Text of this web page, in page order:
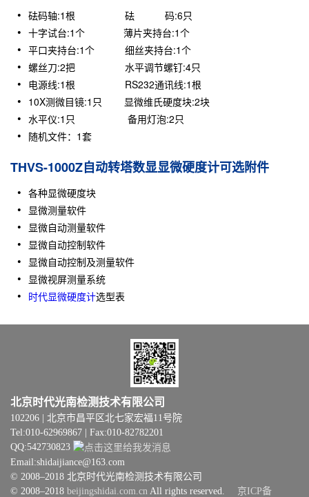
砝码轴:1根 砝 码:6只
十字试台:1个 薄片夹持台:1个
平口夹持台:1个 细丝夹持台:1个
螺丝刀:2把 水平调节螺钉:4只
电源线:1根 RS232通讯线:1根
10X测微目镜:1只 显微维氏硬度块:2块
水平仪:1只 备用灯泡:2只
随机文件：1套
THVS-1000Z自动转塔数显显微硬度计可选附件
各种显微硬度块
显微测量软件
显微自动测量软件
显微自动控制软件
显微自动控制及测量软件
显微视屏测量系统
时代显微硬度计选型表
北京时代光南检测技术有限公司
102206 | 北京市昌平区北七家宏福11号院
Tel:010-62969867 | Fax:010-82782201
QQ:542730823
Email:shidaijiance@163.com
© 2008–2018 北京时代光南检测技术有限公司
© 2008–2018 beijingshidai.com.cn All rights reserved. 京ICP备